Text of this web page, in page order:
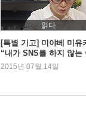
읽다
[특별 기고] 미야베 미유
“내가 SNS를 하지 않는
유”
2015년 07월 14일